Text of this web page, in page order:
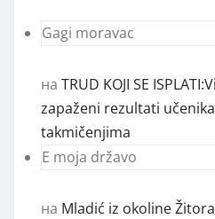
Gagi moravac
на TRUD KOJI SE
zapaženi rezultati
takmičenjima
E moja državo
на Mladić iz okoline